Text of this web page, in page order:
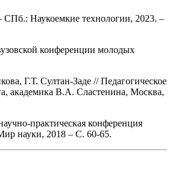
СПб.: Наукоемкие технологии, 2023. –
конференции молодых
Г.Т. Султан-Заде // Педагогическое
академика В.А. Сластенина, Москва,
практическая конференция
науки, 2018 – С. 60-65.